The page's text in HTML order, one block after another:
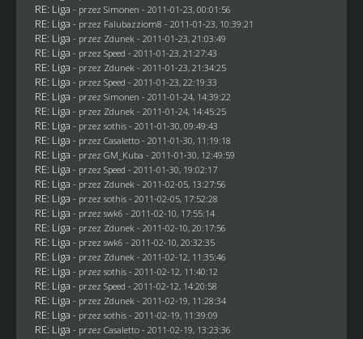
RE: Liga - przez Simonen - 2011-01-23, 00:01:56
RE: Liga - przez Falubazziom8 - 2011-01-23, 10:39:21
RE: Liga - przez Zdunek - 2011-01-23, 21:03:49
RE: Liga - przez Speed - 2011-01-23, 21:27:43
RE: Liga - przez Zdunek - 2011-01-23, 21:34:25
RE: Liga - przez Speed - 2011-01-23, 22:19:33
RE: Liga - przez Simonen - 2011-01-24, 14:39:22
RE: Liga - przez Zdunek - 2011-01-24, 14:45:25
RE: Liga - przez sothis- 2011-01-30, 09:49:43
RE: Liga - przez Casaletto- 2011-01-30, 11:19:18
RE: Liga - przez GM_Kuba - 2011-01-30, 12:49:59
RE: Liga - przez Speed - 2011-01-30, 19:02:17
RE: Liga - przez Zdunek - 2011-02-05, 13:27:56
RE: Liga - przez sothis- 2011-02-05, 17:52:28
RE: Liga - przez swk6 - 2011-02-10, 17:55:14
RE: Liga - przez Zdunek - 2011-02-10, 20:17:56
RE: Liga - przez swk6 - 2011-02-10, 20:32:35
RE: Liga - przez Zdunek - 2011-02-12, 11:35:46
RE: Liga - przez sothis- 2011-02-12, 11:40:12
RE: Liga - przez Speed - 2011-02-12, 14:20:58
RE: Liga - przez Zdunek - 2011-02-19, 11:28:34
RE: Liga - przez sothis- 2011-02-19, 11:39:09
RE: Liga - przez Casaletto- 2011-02-19, 13:23:36